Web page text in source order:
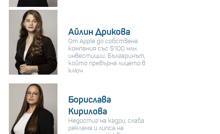
Айлин Дрикова
От Apple до собствена
компания със $100 млн.
инвестиции: Българинът,
който превърна лицето в
ключ
Борислава
Кирилова
Недостиг на кадри, слаба
реклама и липса на